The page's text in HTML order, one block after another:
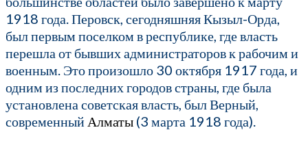
1918 года. Перовск, сегодняшняя Кызыл-Орда,
был первым поселком в республике, где власть
перешла от бывших администраторов к рабочим и
военным. Это произошло 30 октября 1917 года, и
одним из последних городов страны, где была
установлена советская власть, был Верный,
современный Алматы (3 марта 1918 года).